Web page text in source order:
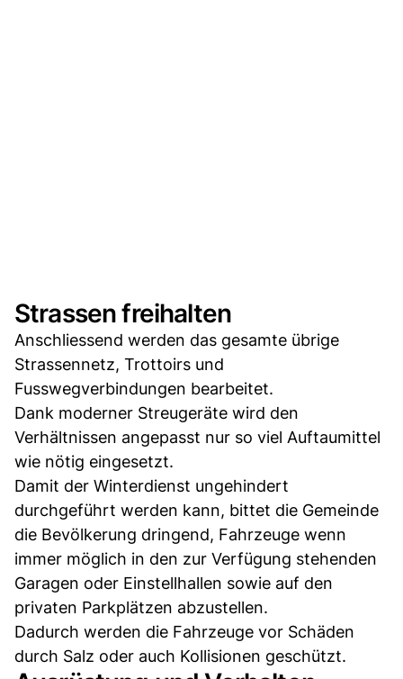
Strassen freihalten
Anschliessend werden das gesamte übrige
Strassennetz, Trottoirs und
Fusswegverbindungen bearbeitet.
Dank moderner Streugeräte wird den
Verhältnissen angepasst nur so viel Auftaumittel
wie nötig eingesetzt.
Damit der Winterdienst ungehindert
durchgeführt werden kann, bittet die Gemeinde
die Bevölkerung dringend, Fahrzeuge wenn
immer möglich in den zur Verfügung stehenden
Garagen oder Einstellhallen sowie auf den
privaten Parkplätzen abzustellen.
Dadurch werden die Fahrzeuge vor Schäden
durch Salz oder auch Kollisionen geschützt.